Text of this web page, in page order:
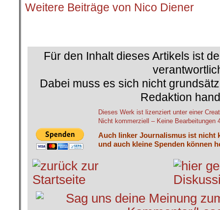
Weitere Beiträge von Nico Diener
Für den Inhalt dieses Artikels ist
Dabei muss es sich nicht
Redaktion
Dieses Werk ist lizenziert unter einer
Nicht kommerziell – Keine Bearbeitungen
Auch linker Journalismus ist nicht
und auch kleine Spenden können